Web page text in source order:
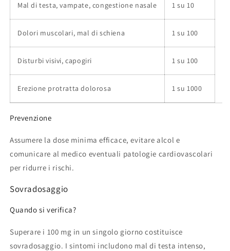
Mal di testa, vampate, congestione nasale 1 su 10
Dolori muscolari, mal di schiena 1 su 100
Disturbi visivi, capogiri 1 su 100
Erezione protratta dolorosa 1 su 1000
Prevenzione
Assumere la dose minima efficace, evitare alcol e
comunicare al medico eventuali patologie cardiovascolari
per ridurre i rischi.
Sovradosaggio
Quando si verifica?
Superare i 100 mg in un singolo giorno costituisce
sovradosaggio. I sintomi includono mal di testa intenso,